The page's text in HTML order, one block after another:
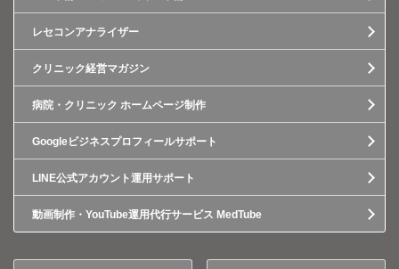
レセコンアナライザー
クリニック経営マガジン
病院・クリニック ホームページ制作
Googleビジネスプロフィールサポート
LINE公式アカウント運用サポート
動画制作・YouTube運用代行サービス MedTube